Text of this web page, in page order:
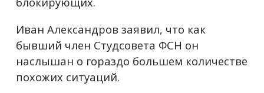
Иван Александров заявил, что как
бывший член Студсовета ФСН он
наслышан о гораздо большем количестве
похожих ситуаций.